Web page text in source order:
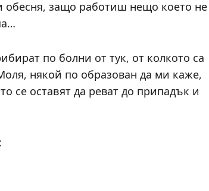
обесня, защо работиш нещо което не
по болни от тук, от колкото са
някой по образован да ми каже,
се оставят да реват до припадък и